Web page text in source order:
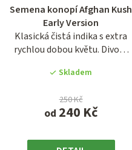
Semena konopí Afghan Kush
Early Version
Klasická čistá indika s extra
rychlou dobou květu. Divoce
Skladem
od 240 Kč
250 Kč
produktu
je
3,3
z
hvězdiček.